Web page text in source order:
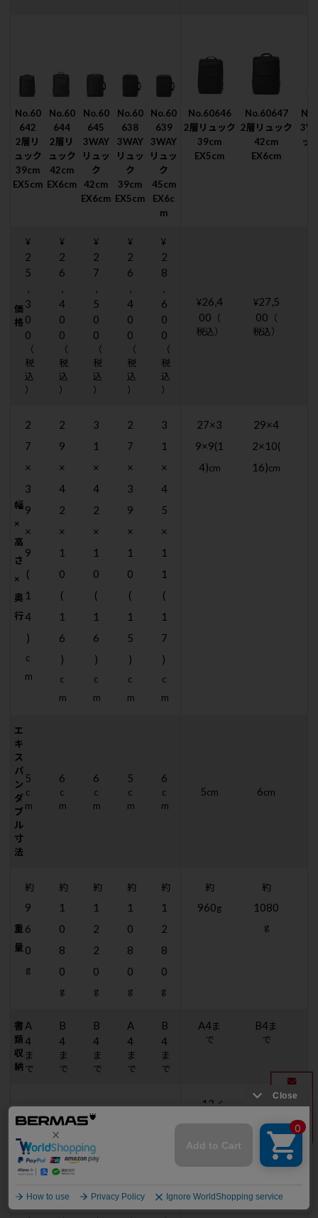
No.60
642
2層リ
ュック
39cm
EX5cm
No.60
644
2層リ
ュック
42cm
EX6cm
No.60
645
3WAY
リュッ
ク
42cm
EX6cm
No.60
638
3WAY
リュッ
ク
39cm
EX5cm
No.60
639
3WAY
リュッ
ク
45cm
EX6c
m
No.60646
2層リュック
39cm
EX5cm
No.60647
2層リュック
42cm
EX6cm
ッ
価
格
¥
2
5
,
3
0
0
（
税
込
）
¥
2
6
,
4
0
0
（
税
込
）
¥
2
7
,
5
0
0
（
税
込
）
¥
2
6
,
4
0
0
（
税
込
）
¥
2
8
,
6
0
0
（
税
込
）
¥26,4
00 （
税込）
¥27,5
00 （
税込）
幅
×
高
さ
×
奥
行
2
7
×
3
9
×
9
(
1
4
)
c
m
2
9
×
4
2
×
1
0
(
1
6
)
c
m
3
1
×
4
2
×
1
0
(
1
6
)
c
m
2
7
×
3
9
×
1
0
(
1
5
)
c
m
3
1
×
4
5
×
1
1
(
1
7
)
c
m
27×3
9×9(1
4)cm
29×4
2×10(
16)cm
エ
キ
ス
パ
ン
ダ
ブ
ル
寸
法
5
c
m
6
c
m
6
c
m
5
c
m
6
c
m
5cm 6cm
重
量
約
9
6
0
g
約
1
0
8
0
g
約
1
2
2
0
g
約
1
0
8
0
g
約
1
2
8
0
g
約
960g
約
1080
g
書
類
収
納
A
4
ま
で
B
4
ま
で
B
4
ま
で
A
4
ま
で
B
4
ま
で
A4ま
で
B4ま
で
P
C
納
~
1
3
イ
チ
~
1
5
イ
チ
~
5
イ
チ
~
チ
~
チ
~13イ
ンチま
で
~15イ
ンチま